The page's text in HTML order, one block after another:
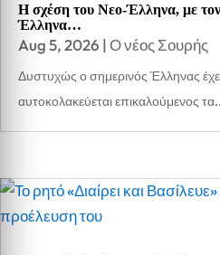
Η σχέση του Νεο-Έλληνα, με
Έλληνα…
Aug 5, 2026 |Ο νέος Σουρής
Δυστυχώς ο σημερινός Έλληνας
αυτοκολακεύεται επικαλούμενος